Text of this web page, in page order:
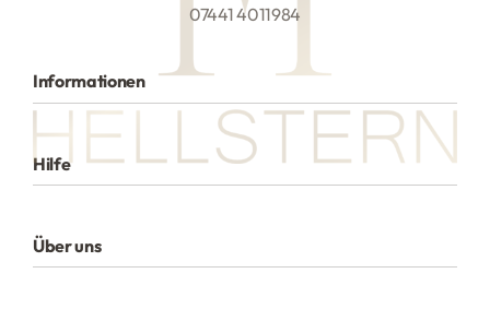
07441 4011984
Informationen
Versand
Hilfe
Rückgaberecht
Über uns